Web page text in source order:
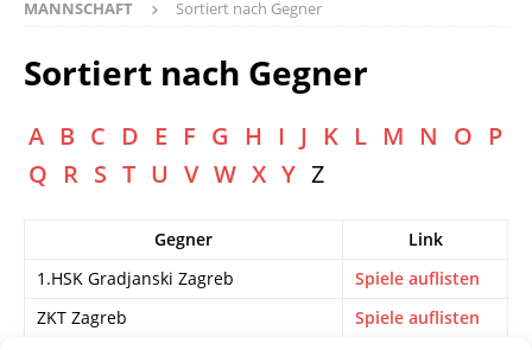
MANNSCHAFT
Sortiert nach Gegner
Sortiert nach Gegner
A B C D E F G H I J K L M N O P
Q R S T U V W X Y Z
Gegner
Link
1.HSK Gradjanski Zagreb
Spiele auflisten
ZKT Zagreb
Spiele auflisten